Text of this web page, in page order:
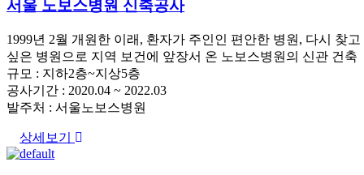
서울 노보스병원 신축공사
1999년 2월 개원한 이래, 환자가 주인인 편안한 병원, 다시 찾고
싶은 병원으로 지역 보건에 앞장서 온 노보스병원의 신관 건축
규모 : 지하2층~지상5층
공사기간 : 2020.04 ~ 2022.03
발주처 : 서울노보스병원
상세보기